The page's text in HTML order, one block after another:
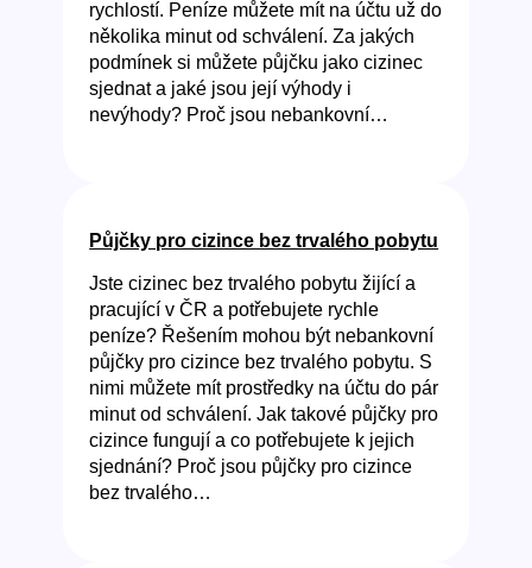
rychlostí. Peníze můžete mít na účtu už do
několika minut od schválení. Za jakých
podmínek si můžete půjčku jako cizinec
sjednat a jaké jsou její výhody i
nevýhody? Proč jsou nebankovní…
Půjčky pro cizince bez trvalého pobytu
Jste cizinec bez trvalého pobytu žijící a
pracující v ČR a potřebujete rychle
peníze? Řešením mohou být nebankovní
půjčky pro cizince bez trvalého pobytu. S
nimi můžete mít prostředky na účtu do pár
minut od schválení. Jak takové půjčky pro
cizince fungují a co potřebujete k jejich
sjednání? Proč jsou půjčky pro cizince
bez trvalého…